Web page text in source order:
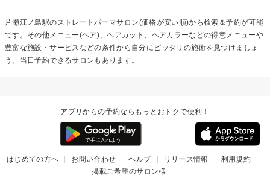
片瀬江ノ島駅の ストレートパーマサロン(価格が安い順)から検索＆予約が可能
です。その他メニュー(ヘア)、ヘアカット、ヘアカラーなどの得意メニューや
豊富な施設・サービスなどの条件から自分にピッタリの施術を見つけましょ
う。当日予約できるサロンもあります。
アプリからの予約ならもっとおトクで便利！
はじめての方へ お問い合わせ ヘルプ リリース情報
利用規約
掲載ご希望のサロン様